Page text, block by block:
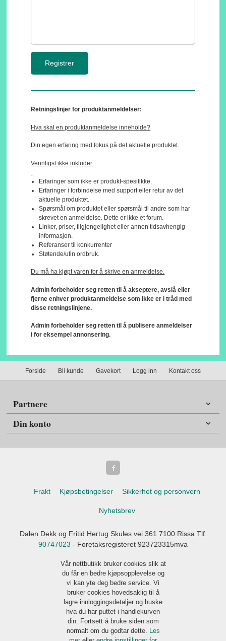
Retningslinjer for produktanmeldelser:
Hva skal en produktanmeldelse inneholde?
Din egen erfaring med fokus på det aktuelle produktet.
Vennligst ikke inkluder:
Erfaringer som ikke er produkt-spesifikke.
Erfaringer i forbindelse med support eller retur av det
aktuelle produktet.
Spørsmål om produktet eller spørsmål til andre som har
skrevet en anmeldelse. Dette er ikke et forum.
Linker, priser, tilgjengelighet eller annen tidsavhengig
informasjon.
Referanser til konkurrenter
Støtende/ufin ordbruk.
Du må ha kjøpt varen for å skrive en anmeldelse.
Admin forbeholder seg retten til å akseptere, avslå eller
fjerne enhver produktanmeldelse som ikke er i tråd med
disse retningslinjene.
Admin forbeholder seg retten til å publisere anmeldelser
i for eksempel annonsering.
Forside Bli kunde Gavekort Logg inn Kontakt oss
Partnere
Din konto
Frakt Kjøpsbetingelser Sikkerhet og personvern
Nyhetsbrev
Dalen Dekk og Fritid Hertug Skules vei 361 7100 Rissa Tlf.
90747023 - Foretaksregisteret 923723315mva
Vår nettbutikk bruker cookies slik at
du får en bedre kjøpsopplevelse og
vi kan yte deg bedre service. Vi
bruker cookies hovedsaklig til å
lagre innloggingsdetaljer og huske
hva du har puttet i handlekurven
din. Fortsett å bruke siden som
normalt om du godtar dette.
Les